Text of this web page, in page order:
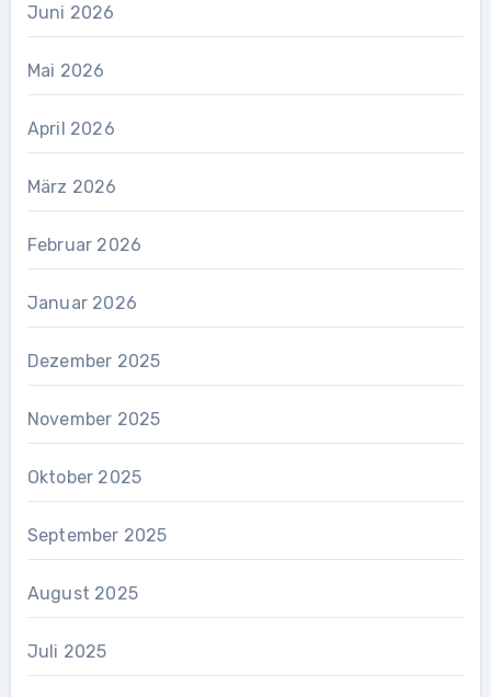
Juni 2026
Mai 2026
April 2026
März 2026
Februar 2026
Januar 2026
Dezember 2025
November 2025
Oktober 2025
September 2025
August 2025
Juli 2025